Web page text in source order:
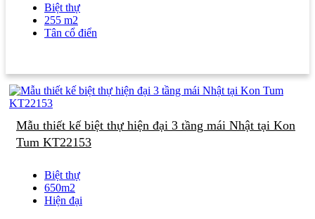
Biệt thự
255 m2
Tân cổ điển
Mẫu thiết kế biệt thự hiện đại 3 tầng mái Nhật tại Kon
Tum KT22153
Biệt thự
650m2
Hiện đại